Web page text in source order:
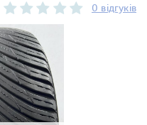
Всі
0 відгуків